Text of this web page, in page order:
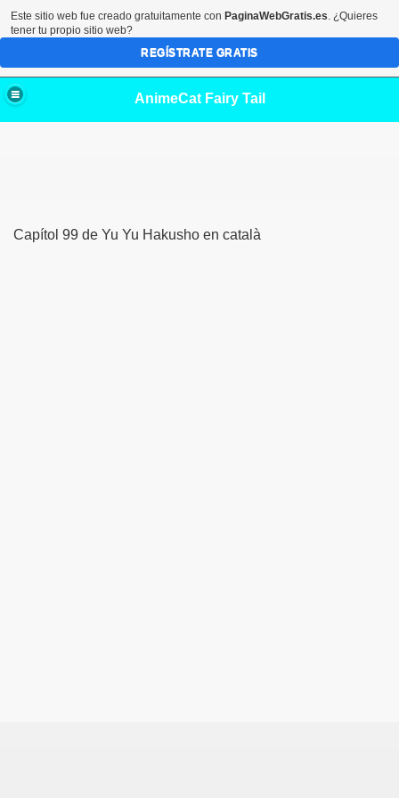
AnimeCat Fairy Tail
Capítol 99 de Yu Yu Hakusho en català
Este sitio web fue creado gratuitamente con PaginaWebGratis.es. ¿Quieres
tener tu propio sitio web?
REGÍSTRATE GRATIS